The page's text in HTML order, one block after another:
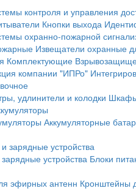
контроля и управления
Кнопки выхода
охранно-пожарной
Извещатели охранные
Комплектующие
компании "ИПРо"
удлинители и колодки
Аккумуляторные
зарядные устройства
устройства Блоки
эфирных антенн Кронштейны